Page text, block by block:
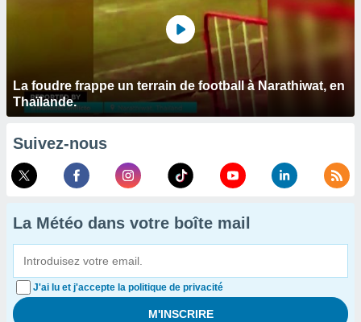
La foudre frappe un terrain de football à Narathiwat, en
Thaïlande.
Suivez-nous
La Météo dans votre boîte mail
J'ai lu et j'accepte la politique de privacité